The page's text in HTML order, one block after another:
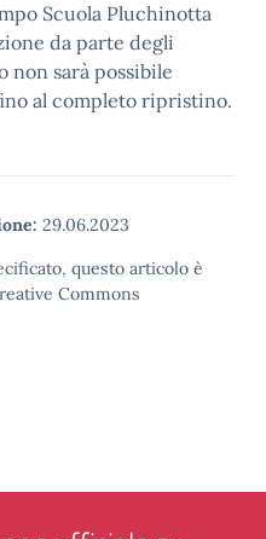
Scuola Pluchinotta
da parte degli
non sarà possibile
al completo ripristino.
29.06.2023
questo articolo è
Commons